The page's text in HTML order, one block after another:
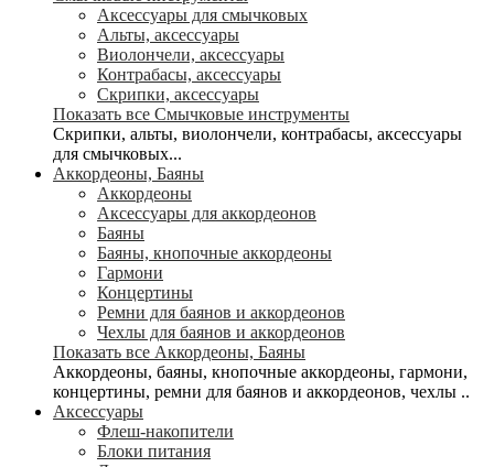
Аксессуары для смычковых
Альты, аксессуары
Виолончели, аксессуары
Контрабасы, аксессуары
Скрипки, аксессуары
Показать все Смычковые инструменты
Скрипки, альты, виолончели, контрабасы, аксессуары
для смычковых...
Аккордеоны, Баяны
Аккордеоны
Аксессуары для аккордеонов
Баяны
Баяны, кнопочные аккордеоны
Гармони
Концертины
Ремни для баянов и аккордеонов
Чехлы для баянов и аккордеонов
Показать все Аккордеоны, Баяны
Аккордеоны, баяны, кнопочные аккордеоны, гармони,
концертины, ремни для баянов и аккордеонов, чехлы ..
Аксессуары
Флеш-накопители
Блоки питания